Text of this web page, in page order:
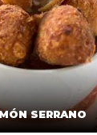
SERRANO